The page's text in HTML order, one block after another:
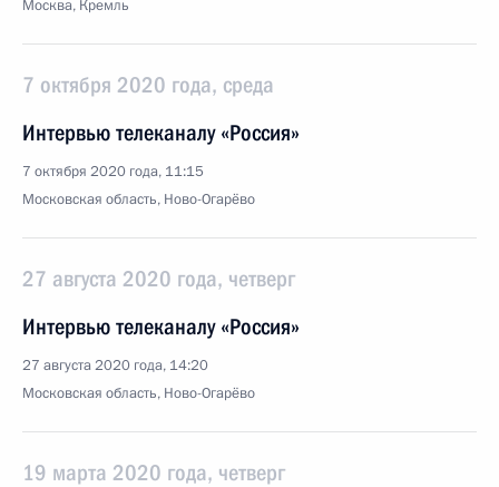
Москва, Кремль
7 октября 2020 года, среда
Интервью телеканалу «Россия»
7 октября 2020 года, 11:15
Московская область, Ново-Огарёво
27 августа 2020 года, четверг
Интервью телеканалу «Россия»
27 августа 2020 года, 14:20
Московская область, Ново-Огарёво
19 марта 2020 года, четверг